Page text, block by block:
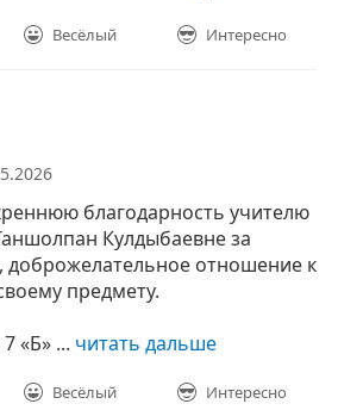
Весёлый Интересно
благодарность учителю
Кулдыбаевне за
доброжелательное отношение к
предмету.
«Б» ... читать дальше
Весёлый Интересно